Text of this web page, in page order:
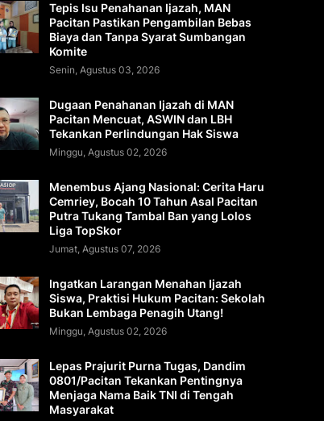
Tepis Isu Penahanan Ijazah, MAN
Pacitan Pastikan Pengambilan Bebas
Biaya dan Tanpa Syarat Sumbangan
Komite
Senin, Agustus 03, 2026
Dugaan Penahanan Ijazah di MAN
Pacitan Mencuat, ASWIN dan LBH
Tekankan Perlindungan Hak Siswa
Minggu, Agustus 02, 2026
Menembus Ajang Nasional: Cerita Haru
Cemriey, Bocah 10 Tahun Asal Pacitan
Putra Tukang Tambal Ban yang Lolos
Liga TopSkor
Jumat, Agustus 07, 2026
Ingatkan Larangan Menahan Ijazah
Siswa, Praktisi Hukum Pacitan: Sekolah
Bukan Lembaga Penagih Utang!
Minggu, Agustus 02, 2026
Lepas Prajurit Purna Tugas, Dandim
0801/Pacitan Tekankan Pentingnya
Menjaga Nama Baik TNI di Tengah
Masyarakat